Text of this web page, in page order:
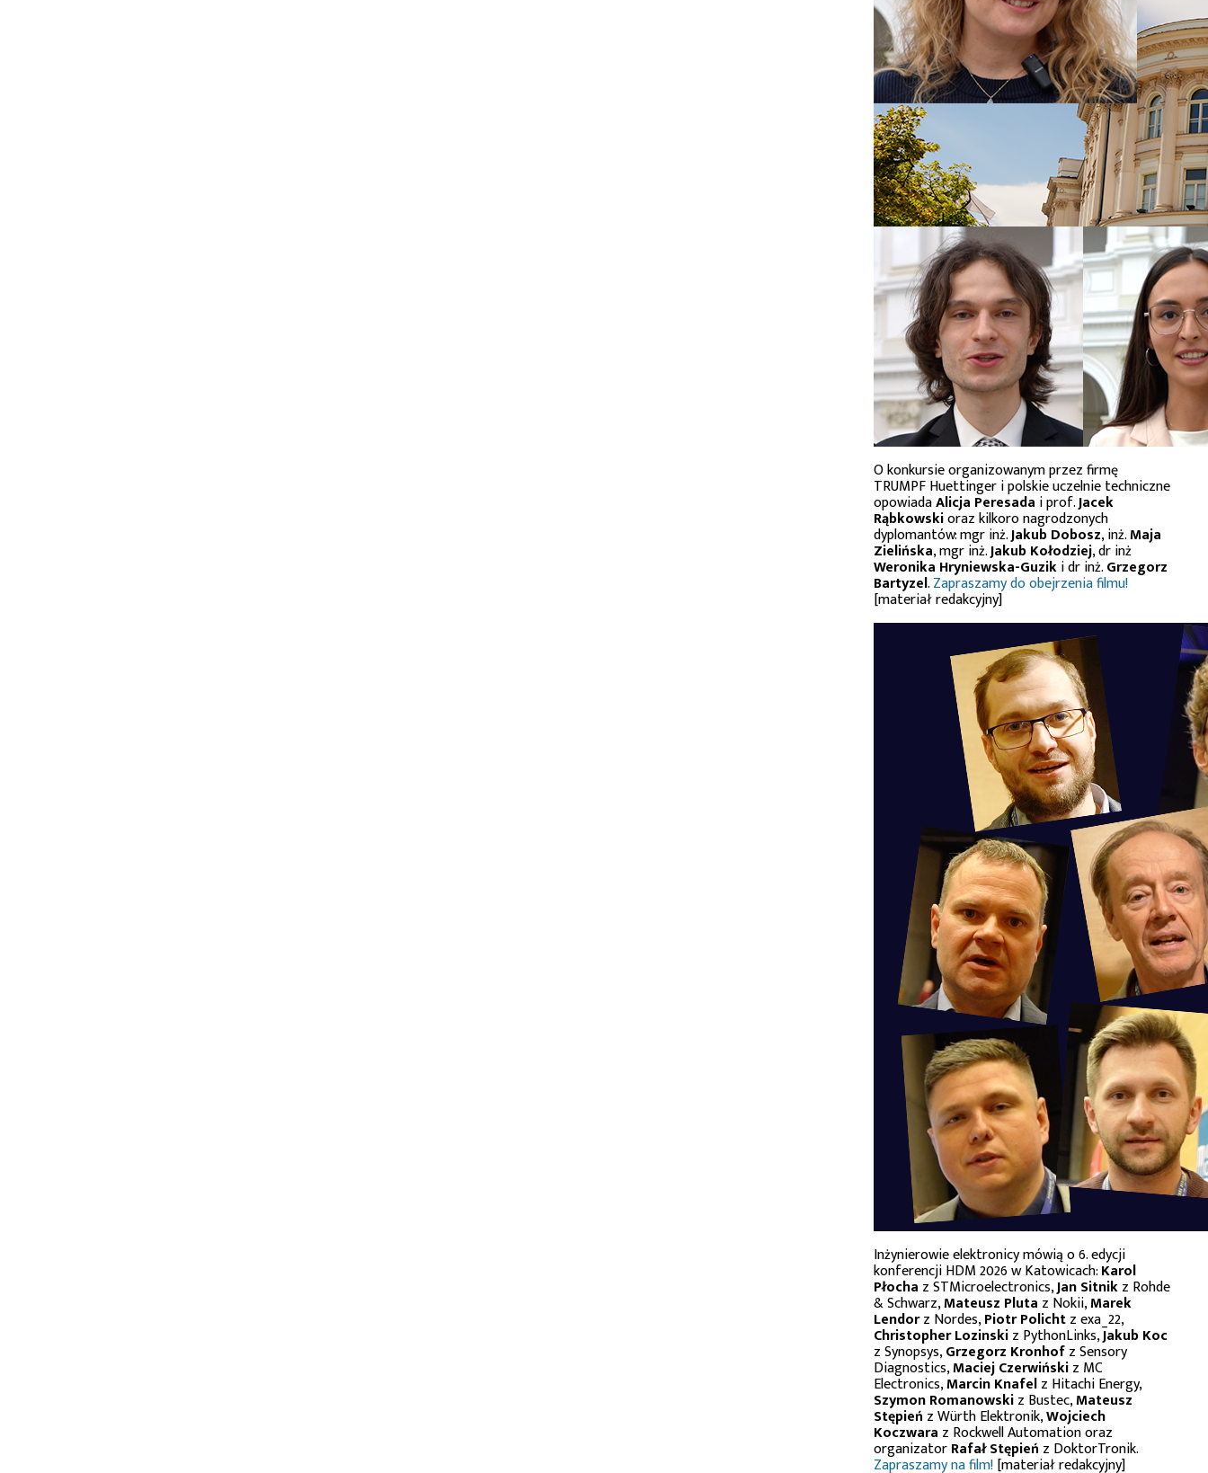
O konkursie organizowanym przez firmę
TRUMPF Huettinger i polskie uczelnie techniczne
opowiadaAlicja Peresada i prof.Jacek
Rąbkowskioraz kilkoro nagrodzonych
dyplomantów: mgr inż.Jakub Dobosz, inż.Maja
Zielińska, mgr inż.Jakub Kołodziej, dr inż
Weronika Hryniewska-Guziki dr inż.Grzegorz
Bartyzel.Zapraszamy do obejrzenia filmu!
[materiał redakcyjny]
Inżynierowie elektronicy mówią o 6. edycji
konferencji HDM 2026 w Katowicach:Karol
Płocha z STMicroelectronics,Jan Sitnikz Rohde
& Schwarz,Mateusz Pluta z Nokii,Marek
Lendorz Nordes,Piotr Polichtz exa_22,
Christopher Lozinskiz PythonLinks,Jakub Koc
z Synopsys,Grzegorz Kronhofz Sensory
Diagnostics,Maciej Czerwińskiz MC
Electronics,Marcin Knafelz Hitachi Energy,
Szymon Romanowskiz Bustec,Mateusz
Stępień z Würth Elektronik,Wojciech
Koczwara z Rockwell Automation oraz
organizatorRafał Stępień z DoktorTronik.
Zapraszamy na film![materiał redakcyjny]